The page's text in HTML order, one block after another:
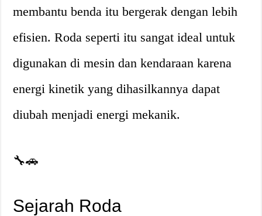
membantu benda itu bergerak dengan lebih
efisien. Roda seperti itu sangat ideal untuk
digunakan di mesin dan kendaraan karena
energi kinetik yang dihasilkannya dapat
diubah menjadi energi mekanik.
🔧🚗
Sejarah Roda